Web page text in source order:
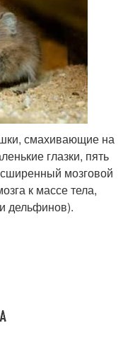
смахивающие на
глазки, пять
мозговой
к массе тела,
дельфинов).